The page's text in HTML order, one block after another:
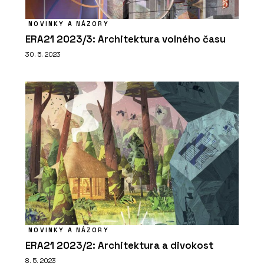
NOVINKY A NÁZORY
ERA21 2023/3: Architektura volného času
30. 5. 2023
NOVINKY A NÁZORY
ERA21 2023/2: Architektura a divokost
8. 5. 2023